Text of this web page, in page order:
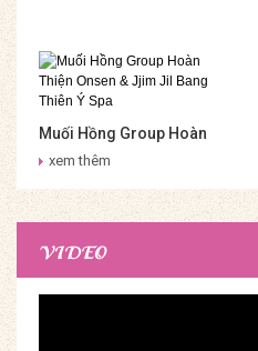
Muối Hồng Group Hoàn
Thiện Onsen & Jjim Jil
xem thêm
VIDEO